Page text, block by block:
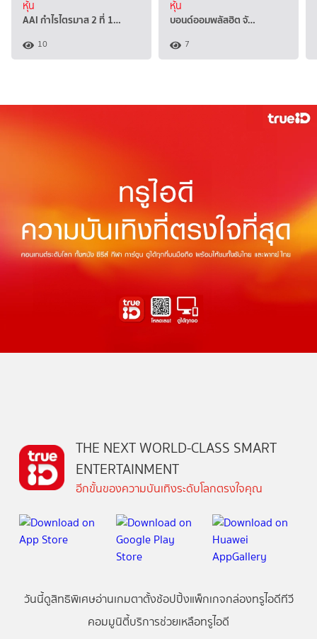
หุ้น
AAI กำไรไตรมาส 2 ที่ 1…
10
หุ้น
บอนด์ออมพลัสฮิต จั…
7
THE NEXT WORLD-CLASS SMART
ENTERTAINMENT
อีกขั้นของความบันเทิงระดับโลกตรงใจคุณ
วันนี้ดูสิทธิพิเศษอ่านเกมตาตั้งช้อปปิ้งแพ็กเกจกล่องทรูไอดีทีวี
คอมมูนิตี้บริการช่วยเหลือทรูไอดี